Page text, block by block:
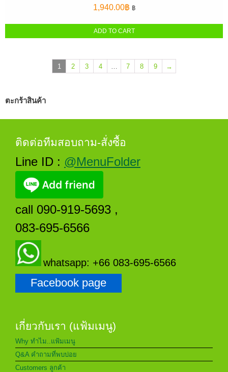
1,940.00฿ ฿
ADD TO CART
1 2 3 4 7 8 9 →
ตะกร้าสินค้า
ติดต่อทีมสอบถาม-สั่งซื้อ
Line ID : @MenuFolder
call 090-919-5693 ,
083-695-6566
whatsapp: +66 083-695-6566
Facebook page
เกี่ยวกับเรา (แฟ้มเมนู)
Why ทำไม..แฟ้มเมนู
Q&A คำถามที่พบบ่อย
Customers ลูกค้า